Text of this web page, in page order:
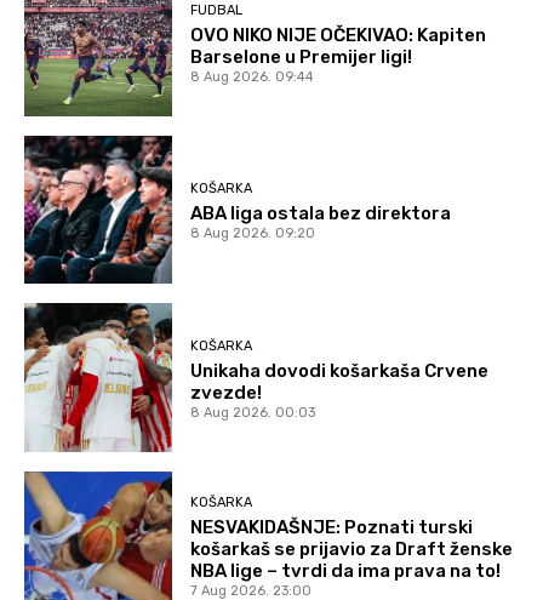
FUDBAL
OVO NIKO NIJE OČEKIVAO: Kapiten
Barselone u Premijer ligi!
8 Aug 2026. 09:44
KOŠARKA
ABA liga ostala bez direktora
8 Aug 2026. 09:20
KOŠARKA
Unikaha dovodi košarkaša Crvene
zvezde!
8 Aug 2026. 00:03
KOŠARKA
NESVAKIDAŠNJE: Poznati turski
košarkaš se prijavio za Draft ženske
NBA lige – tvrdi da ima prava na to!
7 Aug 2026. 23:00